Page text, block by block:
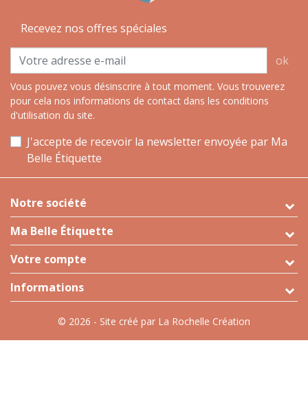
Recevez nos offres spéciales
ok
Vous pouvez vous désinscrire à tout moment. Vous trouverez
pour cela nos informations de contact dans les conditions
d'utilisation du site.
J'accepte de recevoir la newsletter envoyée par Ma
Belle Étiquette
Notre société
Ma Belle Étiquette
Votre compte
Informations
© 2026 - Site créé par La Rochelle Création